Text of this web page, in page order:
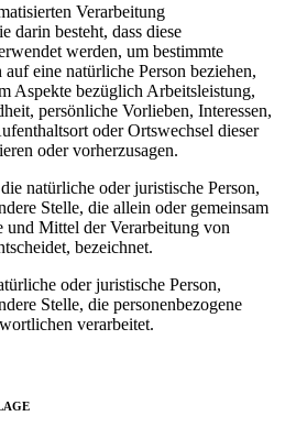
Verarbeitung
darin besteht, dass diese
werden, um bestimmte
eine natürliche Person beziehen,
Aspekte bezüglich Arbeitsleistung,
persönliche Vorlieben, Interessen,
oder Ortswechsel dieser
oder vorherzusagen.
natürliche oder juristische Person,
Stelle, die allein oder gemeinsam
und Mittel der Verarbeitung von
bezeichnet.
oder juristische Person,
Stelle, die personenbezogene
verarbeitet.